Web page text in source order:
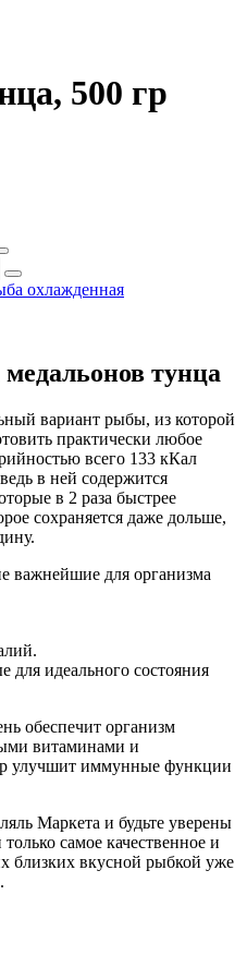
500 гр
охлажденная
тунца
вариант рыбы, из которой
практически любое
всего 133 кКал
в ней содержится
в 2 раза быстрее
сохраняется даже дольше,
важнейшие для организма
идеального состояния
обеспечит организм
витаминами и
улучшит иммунные функции
Маркета и будьте уверены
самое качественное и
близких вкусной рыбкой уже